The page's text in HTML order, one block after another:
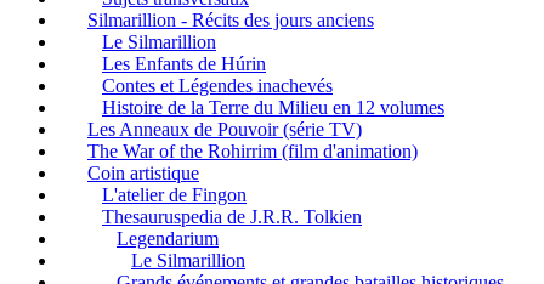
Silmarillion - Récits des jours anciens
Le Silmarillion
Les Enfants de Húrin
Contes et Légendes inachevés
Histoire de la Terre du Milieu en 12 volumes
Les Anneaux de Pouvoir (série TV)
The War of the Rohirrim (film d'animation)
Coin artistique
L'atelier de Fingon
Thesauruspedia de J.R.R. Tolkien
Legendarium
Le Silmarillion